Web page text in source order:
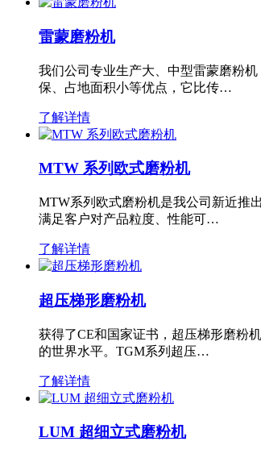
雷蒙磨粉机
我们公司专业生产大、中型雷蒙磨粉
保、占地面积小等优点，它比传…
了解详情
MTW 系列欧式磨粉机
MTW系列欧式磨粉机是我公司新近推
满足客户对产品粒度、性能可…
了解详情
超压梯形磨粉机
获得了CE和国家证书，超压梯形磨粉
的世界水平。TGM系列超压…
了解详情
LUM 超细立式磨粉机